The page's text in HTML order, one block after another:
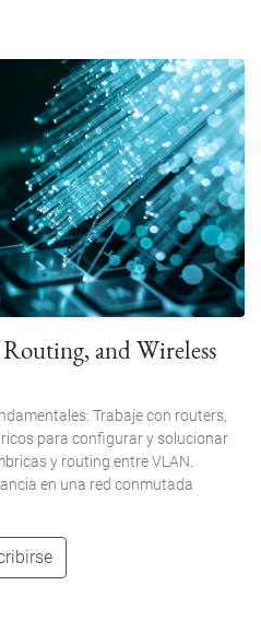
and Wireless
Trabaje con routers,
para configurar y solucionar
y routing entre VLAN.
en una red conmutada